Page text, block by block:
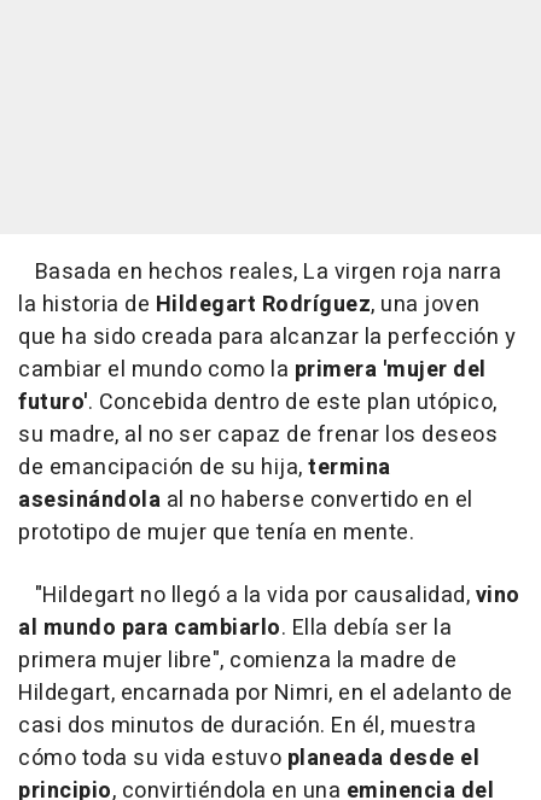
Basada en hechos reales, La virgen roja narra
la historia de Hildegart Rodríguez, una joven
que ha sido creada para alcanzar la perfección y
cambiar el mundo como la primera 'mujer del
futuro'. Concebida dentro de este plan utópico,
su madre, al no ser capaz de frenar los deseos
de emancipación de su hija,termina
asesinándola al no haberse convertido en el
prototipo de mujer que tenía en mente.
"Hildegart no llegó a la vida por causalidad,vino
al mundo para cambiarlo. Ella debía ser la
primera mujer libre", comienza la madre de
Hildegart, encarnada por Nimri, en el adelanto de
casi dos minutos de duración. En él, muestra
cómo toda su vida estuvo planeada desde el
principio, convirtiéndola en una eminencia del